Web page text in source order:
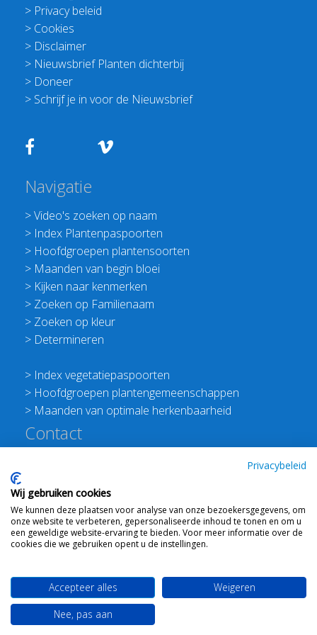
> Privacy beleid
> Cookies
> Disclaimer
> Nieuwsbrief Planten dichterbij
> Doneer
> Schrijf je in voor de Nieuwsbrief
Navigatie
>Video's zoeken op naam
> Index Plantenpaspoorten
> Hoofdgroepen plantensoorten
> Maanden van begin bloei
> Kijken naar kenmerken
> Zoeken op Familienaam
> Zoeken op kleur
> Determineren
> Index vegetatiepaspoorten
> Hoofdgroepen plantengemeenschappen
> Maanden van optimale herkenbaarheid
Contact
E:info@floravannederland.nl
Plein 1992 70F 6221JP Maastricht
T: 06 41237586
KVK: 76114821 btw: NL860512289B01
WebdesignTon Haexvoor © 2008 - 2026 Flora van
Nederland-Mail ons
Privacybeleid
Wij gebruiken cookies
We kunnen deze plaatsen voor analyse van onze bezoekersgegevens, om
onze website te verbeteren, gepersonaliseerde inhoud te tonen en om u
een geweldige website-ervaring te bieden. Voor meer informatie over de
cookies die we gebruiken opent u de instellingen.
Accepteer alles
Weigeren
Nee, pas aan